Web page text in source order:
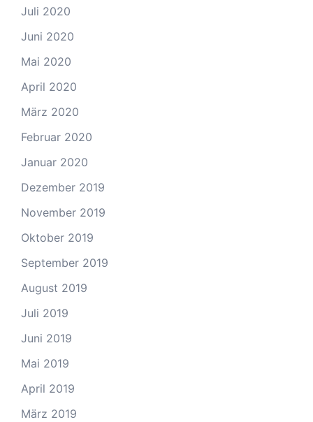
Juli 2020
Juni 2020
Mai 2020
April 2020
März 2020
Februar 2020
Januar 2020
Dezember 2019
November 2019
Oktober 2019
September 2019
August 2019
Juli 2019
Juni 2019
Mai 2019
April 2019
März 2019